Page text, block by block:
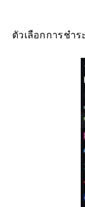
ตัวเลือกการชำ